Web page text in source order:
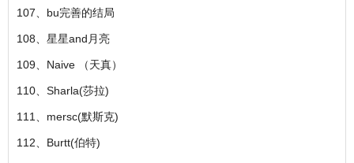
107、bu完善的结局
108、星星and月亮
109、Naive （天真）
110、Sharla(莎拉)
111、mersc(默斯克)
112、Burtt(伯特)